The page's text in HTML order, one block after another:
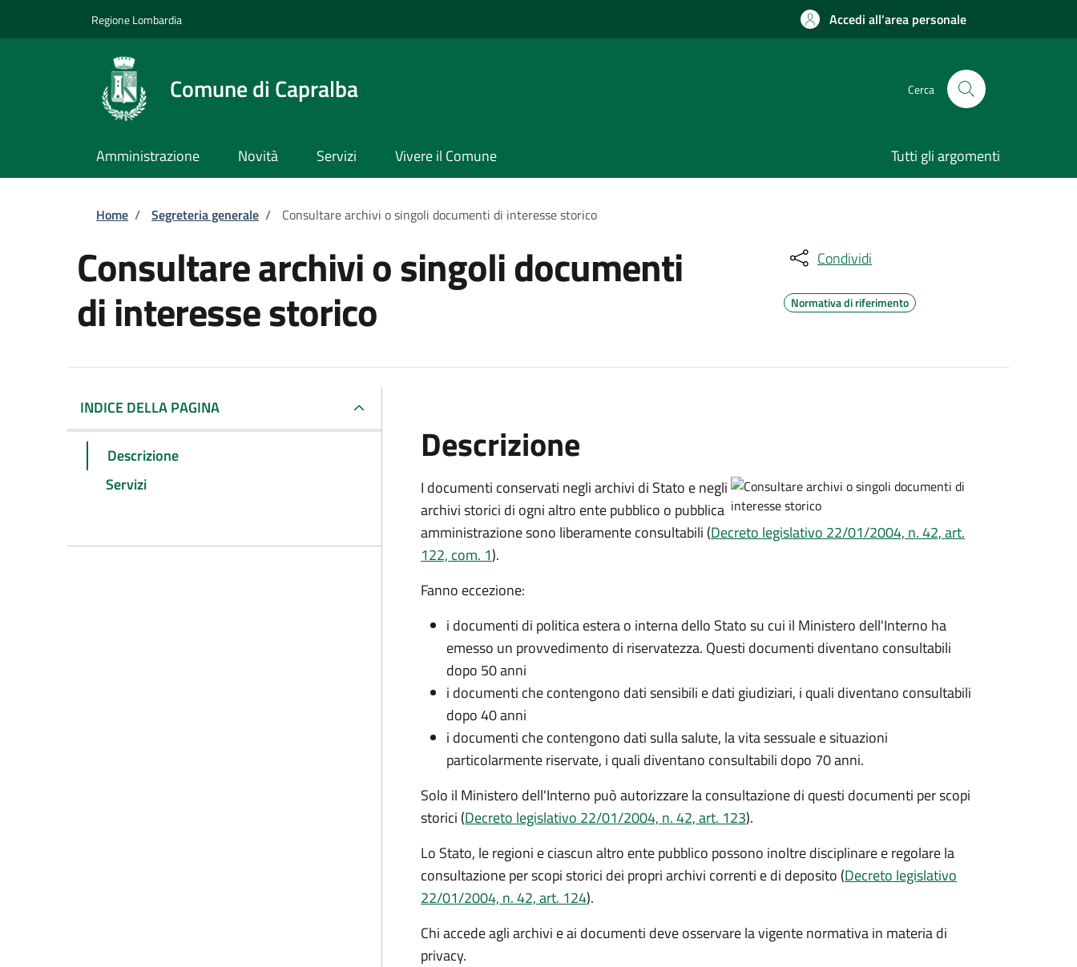
Regione Lombardia Accedi all'area personale
Comune di Capralba Cerca
Amministrazione Novità Servizi Vivere il Comune Tutti gli argomenti
Briciole di pane
Home / Segreteria generale / Consultare archivi o singoli documenti di interesse storico
Consultare archivi o singoli documenti
di interesse storico
Condividi
Normativa di riferimento
INDICE DELLA PAGINA
Descrizione
Servizi
Descrizione
I documenti conservati negli archivi di Stato e negli
archivi storici di ogni altro ente pubblico o pubblica
amministrazione sono liberamente consultabili (Decreto legislativo 22/01/2004, n. 42, art.
122, com. 1).
Fanno eccezione:
i documenti di politica estera o interna dello Stato su cui il Ministero dell'Interno ha
emesso un provvedimento di riservatezza. Questi documenti diventano consultabili
dopo 50 anni
i documenti che contengono dati sensibili e dati giudiziari, i quali diventano consultabili
dopo 40 anni
i documenti che contengono dati sulla salute, la vita sessuale e situazioni
particolarmente riservate, i quali diventano consultabili dopo 70 anni.
Solo il Ministero dell'Interno può autorizzare la consultazione di questi documenti per scopi
storici (Decreto legislativo 22/01/2004, n. 42, art. 123).
Lo Stato, le regioni e ciascun altro ente pubblico possono inoltre disciplinare e regolare la
consultazione per scopi storici dei propri archivi correnti e di deposito (Decreto legislativo
22/01/2004, n. 42, art. 124).
Chi accede agli archivi e ai documenti deve osservare la vigente normativa in materia di
privacy.